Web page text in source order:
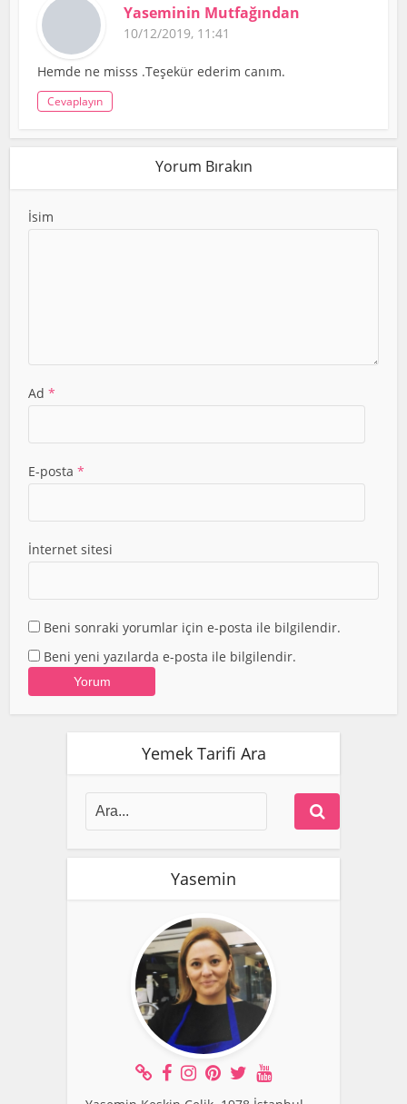
Yaseminin Mutfağından
Hemde ne misss .Teşekür ederim canım.
Beni sonraki yorumlar için e-posta ile bilgilendir.
Beni yeni yazılarda e-posta ile bilgilendir.